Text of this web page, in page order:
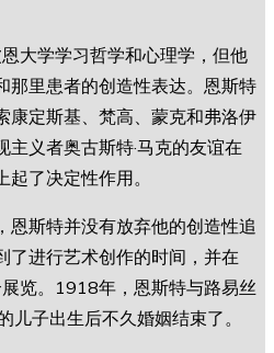
大学学习哲学和心理学，但他
那里患者的创造性表达。恩斯特
康定斯基、梵高、蒙克和弗洛伊
义者奥古斯特·马克的友谊在
了决定性作用。
恩斯特并没有放弃他的创造性追
了进行艺术创作的时间，并在
览。1918年，恩斯特与路易丝
儿子出生后不久婚姻结束了。